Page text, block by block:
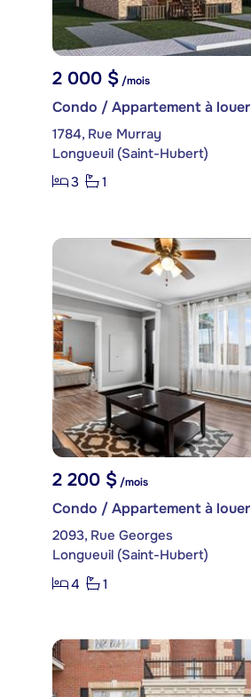
2 000 $ /mois
Condo / Appartement à louer
1784, Rue Murray
Longueuil (Saint-Hubert)
3
1
2 200 $/mois
Condo / Appartement à louer
2093, Rue Georges
Longueuil (Saint-Hubert)
4
1